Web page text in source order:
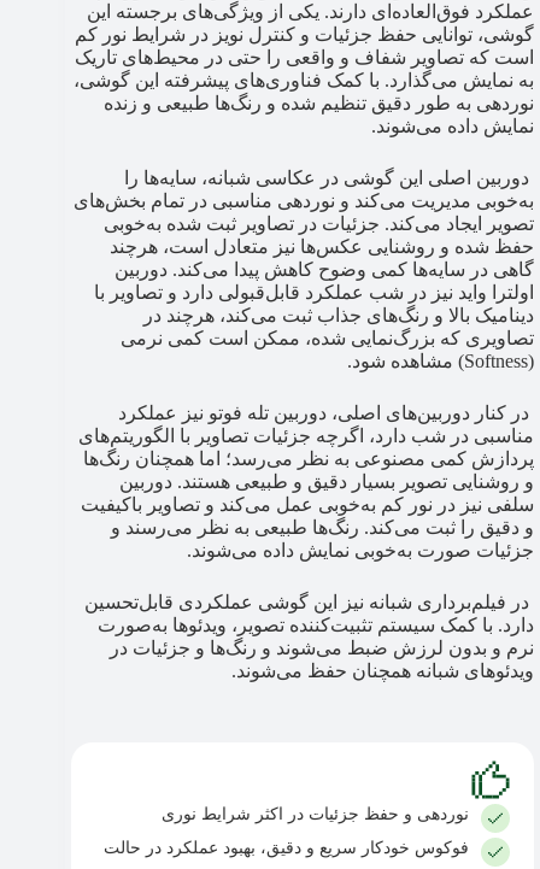
عملکرد فوق‌العاده‌ای دارند. یکی از ویژگی‌های برجسته این
گوشی، توانایی حفظ جزئیات و کنترل نویز در شرایط نور کم
است که تصاویر شفاف و واقعی را حتی در محیط‌های تاریک
به نمایش می‌گذارد. با کمک فناوری‌های پیشرفته این گوشی،
نوردهی به طور دقیق تنظیم شده و رنگ‌ها طبیعی و زنده
نمایش داده می‌شوند.
دوربین اصلی این گوشی در عکاسی شبانه، سایه‌ها را
به‌خوبی مدیریت می‌کند و نوردهی مناسبی در تمام بخش‌های
تصویر ایجاد می‌کند. جزئیات در تصاویر ثبت شده به‌خوبی
حفظ شده و روشنایی عکس‌ها نیز متعادل است، هرچند
گاهی در سایه‌ها کمی وضوح کاهش پیدا می‌کند. دوربین
اولترا واید نیز در شب عملکرد قابل‌قبولی دارد و تصاویر با
دینامیک بالا و رنگ‌های جذاب ثبت می‌کند، هرچند در
تصاویری که بزرگ‌نمایی شده، ممکن است کمی نرمی
(Softness) مشاهده شود.
در کنار دوربین‌های اصلی، دوربین تله فوتو نیز عملکرد
مناسبی در شب دارد، اگرچه جزئیات تصاویر با الگوریتم‌های
پردازش کمی مصنوعی به نظر می‌رسد؛ اما همچنان رنگ‌ها
و روشنایی تصویر بسیار دقیق و طبیعی هستند. دوربین
سلفی نیز در نور کم به‌خوبی عمل می‌کند و تصاویر باکیفیت
و دقیق را ثبت می‌کند. رنگ‌ها طبیعی به نظر می‌رسند و
جزئیات صورت به‌خوبی نمایش داده می‌شوند.
در فیلم‌برداری شبانه نیز این گوشی عملکردی قابل‌تحسین
دارد. با کمک سیستم تثبیت‌کننده تصویر، ویدئوها به‌صورت
نرم و بدون لرزش ضبط می‌شوند و رنگ‌ها و جزئیات در
ویدئوهای شبانه همچنان حفظ می‌شوند.
نوردهی و حفظ جزئیات در اکثر شرایط نوری
فوکوس خودکار سریع و دقیق، بهبود عملکرد در حالت